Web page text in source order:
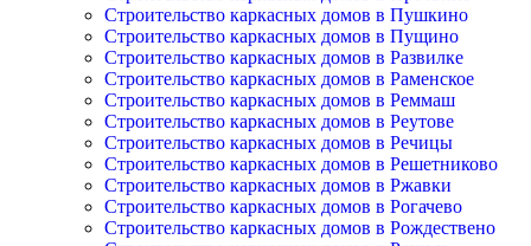
Строительство каркасных домов в Пушкино
Строительство каркасных домов в Пущино
Строительство каркасных домов в Развилке
Строительство каркасных домов в Раменское
Строительство каркасных домов в Реммаш
Строительство каркасных домов в Реутове
Строительство каркасных домов в Речицы
Строительство каркасных домов в Решетниково
Строительство каркасных домов в Ржавки
Строительство каркасных домов в Рогачево
Строительство каркасных домов в Рождествено